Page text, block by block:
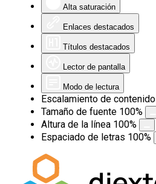
Alta saturación
Enlaces destacados
Títulos destacados
Lector de pantalla
Modo de lectura
Escalamiento de contenido
Tamaño de fuente 100%
Altura de la línea 100%
Espaciado de letras 100%